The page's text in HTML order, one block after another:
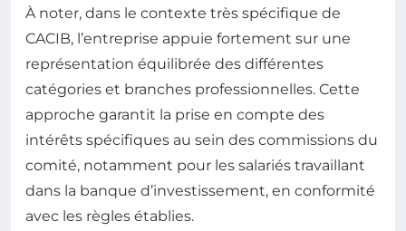
À noter, dans le contexte très spécifique de
CACIB, l’entreprise appuie fortement sur une
représentation équilibrée des différentes
catégories et branches professionnelles. Cette
approche garantit la prise en compte des
intérêts spécifiques au sein des commissions du
comité, notamment pour les salariés travaillant
dans la banque d’investissement, en conformité
avec les règles établies.